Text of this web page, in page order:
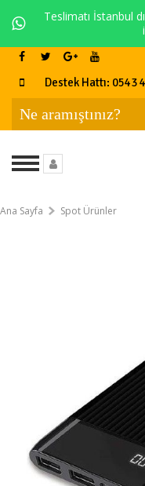
Teslimatı İstanbul
Destek Hattı: 0543
Ana Sayfa Spot Ürünler